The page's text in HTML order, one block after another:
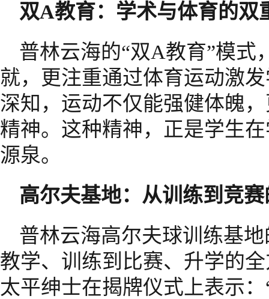
双A教育：学术与体育的双
普林云海的“双A教育”模式
就，更注重通过体育运动激
深知，运动不仅能强健体魄
精神。这种精神，正是学生
源泉。
高尔夫基地：从训练到竞
普林云海高尔夫球训练基
教学、训练到比赛、升学的
太平绅士在揭牌仪式上表示